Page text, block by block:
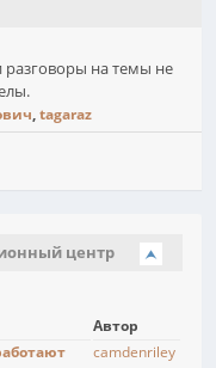
разговоры на темы не
,tagaraz
центр
Автор
camdenriley